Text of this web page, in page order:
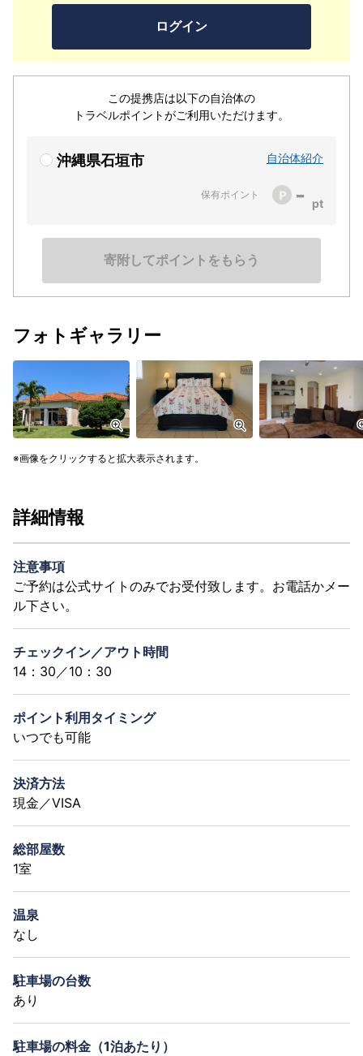
ログイン
この提携店は以下の自治体の
トラベルポイントがご利用いただけます。
沖縄県石垣市 自治体紹介
保有ポイント -
寄附してポイントをもらう
います。シーカヤックやSUPも自由にお使いください。駐
車・Wi-fiも無料。ロマンチックな休日を楽しみ、八重山
の自然を満喫してください！直接のお問い合わせをお待ち
フォトギャラリー
画像をクリックすると拡大表示されます。
詳細情報
注意事項
ご予約は公式サイトのみでお受付致します。お電話かメー
ル下さい。
チェックイン／アウト時間
14：30／10：30
ポイント利用タイミング
いつでも可能
決済方法
現金／VISA
総部屋数
1室
温泉
なし
駐車場の台数
あり
駐車場の料金（1泊あたり）